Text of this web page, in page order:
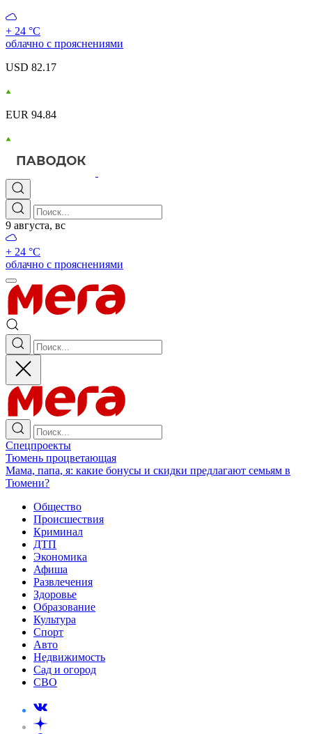
+ 24 °С
облачно с прояснениями
USD 82.17
EUR 94.84
9 августа, вс
+ 24 °С
облачно с прояснениями
Спецпроекты
Тюмень процветающая
Мама, папа, я: какие бонусы и скидки предлагают семьям в
Тюмени?
Общество
Происшествия
Криминал
ДТП
Экономика
Афиша
Развлечения
Здоровье
Образование
Культура
Спорт
Авто
Недвижимость
Сад и огород
СВО